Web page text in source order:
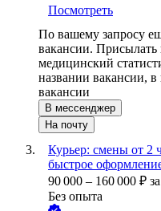
Посмотреть
По вашему запросу
вакансии. Присылать
медицинский
названии вакансии,
вакансии
В мессенджер
На почту
Курьер: смены от 2
быстрое
90 000 – 160 000 ₽
Без опыта